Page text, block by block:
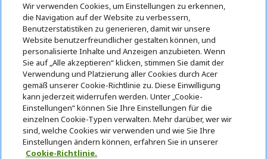
Wir verwenden Cookies, um Einstellungen zu erkennen,
die Navigation auf der Website zu verbessern,
Benutzerstatistiken zu generieren, damit wir unsere
Website benutzerfreundlicher gestalten können, und
personalisierte Inhalte und Anzeigen anzubieten. Wenn
Sie auf „Alle akzeptieren“ klicken, stimmen Sie damit der
Verwendung und Platzierung aller Cookies durch Acer
gemäß unserer Cookie-Richtlinie zu. Diese Einwilligung
kann jederzeit widerrufen werden. Unter „Cookie-
Einstellungen“ können Sie Ihre Einstellungen für die
einzelnen Cookie-Typen verwalten. Mehr darüber, wer wir
sind, welche Cookies wir verwenden und wie Sie Ihre
Einstellungen ändern können, erfahren Sie in unserer
Cookie-Richtlinie.